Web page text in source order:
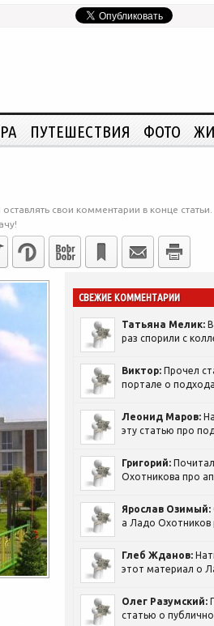
ПУТЕШЕСТВИЯ ФОТО
оставлять свои комментарии в конце статьи.
СВЕЖИЕ КОММЕНТАРИИ
Татьяна Мелик:
раз спорили с
Виктор: Прочел
портале о
Леонид Маров:
эту статью про
Григорий:
Охотникова про
Ярослав Озимый:
а Ладо Охотников
Глеб Жданов:
этот материал о
Олег Разумский:
статью о